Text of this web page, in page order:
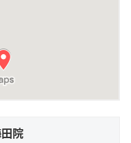
院